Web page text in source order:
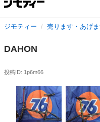
ジモティー 売ります・あげ
DAHON
投稿ID: 1p6m66